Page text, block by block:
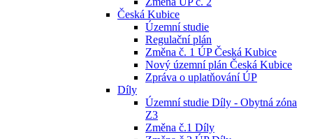
Česká Kubice
Územní studie
Regulační plán
Změna č. 1 ÚP Česká Kubice
Nový územní plán Česká Kubice
Zpráva o uplatňování ÚP
Díly
Územní studie Díly - Obytná zóna
Z3
Změna č.1 Díly